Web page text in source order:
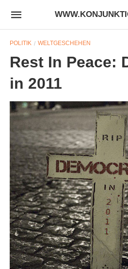
POLITIK WELTGESCHEHEN
Rest In Peace:
in 2011